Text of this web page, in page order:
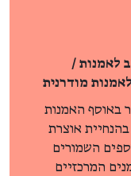
לאמנות /
מודרנית
באוסף האמנות
אוצרת
השמורים
המרכזיים